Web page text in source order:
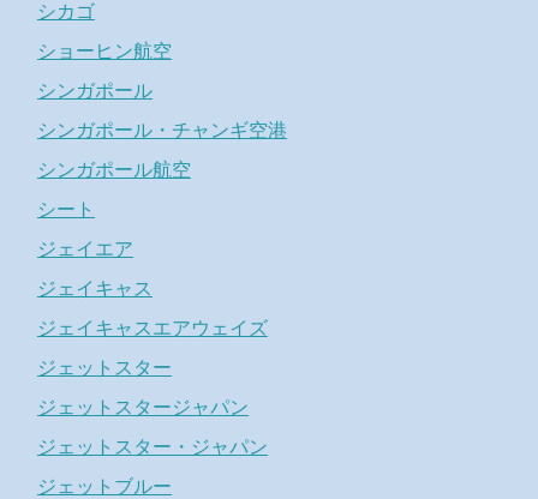
シカゴ
ショーヒン航空
シンガポール
シンガポール・チャンギ空港
シンガポール航空
シート
ジェイエア
ジェイキャス
ジェイキャスエアウェイズ
ジェットスター
ジェットスタージャパン
ジェットスター・ジャパン
ジェットブルー